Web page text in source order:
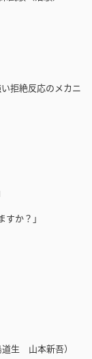
拒絶反応のメカニ
か？」
生 山本新吾）